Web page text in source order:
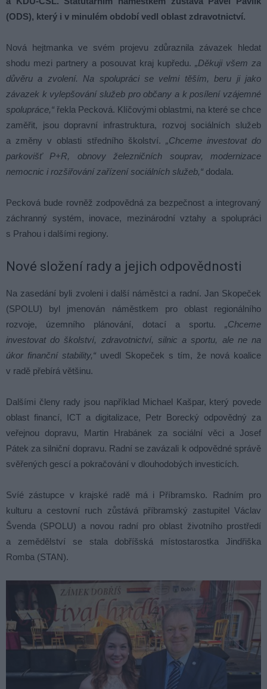
(ODS), který i v minulém období vedl oblast zdravotnictví.
Nová hejtmanka ve svém projevu zdůraznila závazek hledat
shodu mezi partnery a posouvat kraj kupředu. „Děkuji všem za
důvěru a zvolení. Na spolupráci se velmi těším, beru ji jako
závazek k vylepšování služeb pro občany a k posílení vzájemné
spolupráce,“ řekla Pecková. Klíčovými oblastmi, na které se chce
zaměřit, jsou dopravní infrastruktura, rozvoj sociálních služeb
a změny v oblasti středního školství. „Chceme investovat do
parkovišť P+R, obnovy železničních souprav, modernizace
nemocnic i rozšiřování zařízení sociálních služeb,“ dodala.
Pecková bude rovněž zodpovědná za bezpečnost a integrovaný
záchranný systém, inovace, mezinárodní vztahy a spolupráci
s Prahou i dalšími regiony.
Nové složení rady a jejich odpovědnosti
Na zasedání byli zvoleni i další náměstci a radní. Jan Skopeček
(SPOLU) byl jmenován náměstkem pro oblast regionálního
rozvoje, územního plánování, dotací a sportu. „Chceme
investovat do školství, zdravotnictví, silnic a sportu, ale ne na
úkor finanční stability,“ uvedl Skopeček s tím, že nová koalice
v radě přebírá většinu.
Dalšími členy rady jsou například Michael Kašpar, který povede
oblast financí, ICT a digitalizace, Petr Borecký odpovědný za
veřejnou dopravu, Martin Hrabánek za sociální věci a Josef
Pátek za silniční dopravu. Radní se zavázali k odpovědné správě
svěřených gescí a pokračování v dlouhodobých investicích.
Svíé zástupce v krajské radě má i Příbramsko. Radním pro
kulturu a cestovní ruch zůstává příbramský zastupitel Václav
Švenda (SPOLU) a novou radní pro oblast životního prostředí
a zemědělství se stala dobříšská místostarostka Jindřiška
Romba (STAN).